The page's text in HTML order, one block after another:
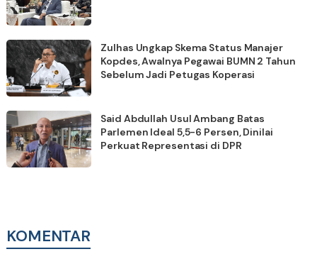
Zulhas Ungkap Skema Status Manajer
Kopdes, Awalnya Pegawai BUMN 2 Tahun
Sebelum Jadi Petugas Koperasi
Said Abdullah Usul Ambang Batas
Parlemen Ideal 5,5-6 Persen, Dinilai
Perkuat Representasi di DPR
KOMENTAR